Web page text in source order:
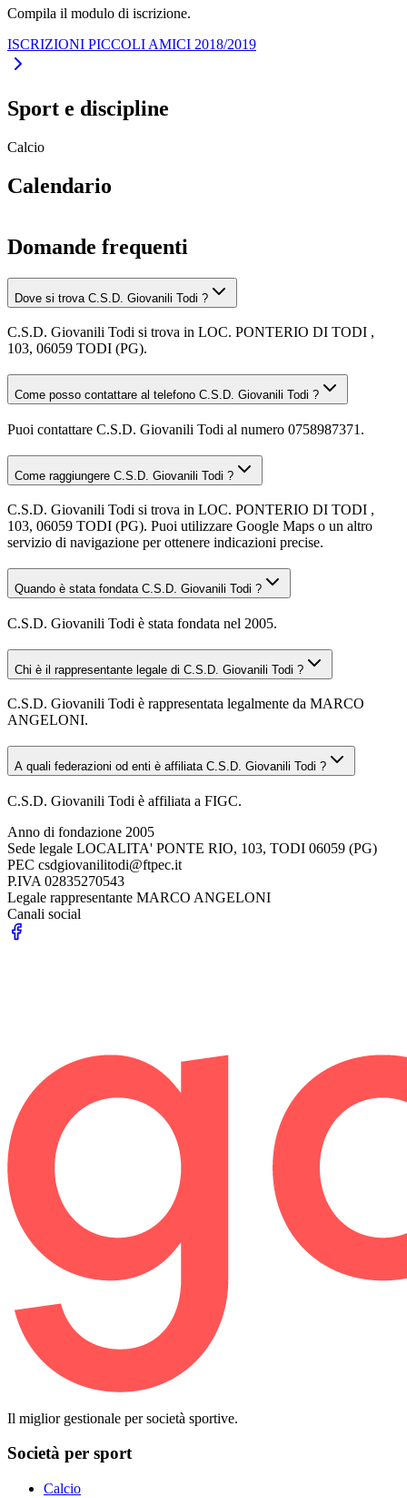
Compila il modulo di iscrizione.
ISCRIZIONI PICCOLI AMICI 2018/2019
Sport e discipline
Calcio
Calendario
Domande frequenti
Dove si trova C.S.D. Giovanili Todi ?
C.S.D. Giovanili Todi si trova in LOC. PONTERIO DI TODI ,
103, 06059 TODI (PG).
Come posso contattare al telefono C.S.D. Giovanili Todi ?
Puoi contattare C.S.D. Giovanili Todi al numero 0758987371.
Come raggiungere C.S.D. Giovanili Todi ?
C.S.D. Giovanili Todi si trova in LOC. PONTERIO DI TODI ,
103, 06059 TODI (PG). Puoi utilizzare Google Maps o un altro
servizio di navigazione per ottenere indicazioni precise.
Quando è stata fondata C.S.D. Giovanili Todi ?
C.S.D. Giovanili Todi è stata fondata nel 2005.
Chi è il rappresentante legale di C.S.D. Giovanili Todi ?
C.S.D. Giovanili Todi è rappresentata legalmente da MARCO
ANGELONI.
A quali federazioni od enti è affiliata C.S.D. Giovanili Todi ?
C.S.D. Giovanili Todi è affiliata a FIGC.
Anno di fondazione 2005
Sede legale LOCALITA' PONTE RIO, 103, TODI 06059 (PG)
PEC csdgiovanilitodi@ftpec.it
P.IVA 02835270543
Legale rappresentante MARCO ANGELONI
Canali social
Il miglior gestionale per società sportive.
Società per sport
Calcio